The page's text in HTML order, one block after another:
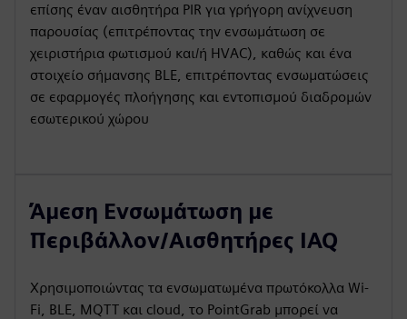
επίσης έναν αισθητήρα PIR για γρήγορη ανίχνευση
παρουσίας (επιτρέποντας την ενσωμάτωση σε
χειριστήρια φωτισμού και/ή HVAC), καθώς και ένα
στοιχείο σήμανσης BLE, επιτρέποντας ενσωματώσεις
σε εφαρμογές πλοήγησης και εντοπισμού διαδρομών
εσωτερικού χώρου
Άμεση Ενσωμάτωση με
Περιβάλλον/Αισθητήρες IAQ
Χρησιμοποιώντας τα ενσωματωμένα πρωτόκολλα Wi-
Fi, BLE, MQTT και cloud, το PointGrab μπορεί να